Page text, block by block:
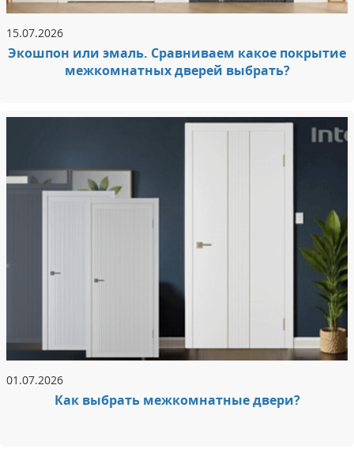
15.07.2026
Экошпон или эмаль. Сравниваем какое покрытие
межкомнатных дверей выбрать?
01.07.2026
Как выбрать межкомнатные двери?